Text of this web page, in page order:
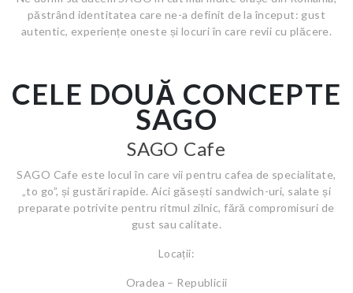
păstrând identitatea care ne-a definit de la început: gust
autentic, experiențe oneste și locuri în care revii cu plăcere.
CELE DOUĂ CONCEPTE
SAGO
SAGO Cafe
SAGO Cafe este locul în care vii pentru cafea de specialitate,
„to go”, și gustări rapide. Aici găsești sandwich-uri, salate și
preparate potrivite pentru ritmul zilnic, fără compromisuri de
gust sau calitate.
Locații:
Oradea – Republicii